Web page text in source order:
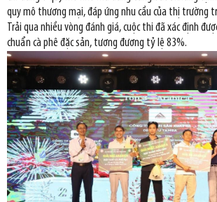
quy mô thương mại, đáp ứng nhu cầu của thị trường
Trải qua nhiều vòng đánh giá, cuộc thi đã xác định
chuẩn cà phê đặc sản, tương đương tỷ lệ 83%.